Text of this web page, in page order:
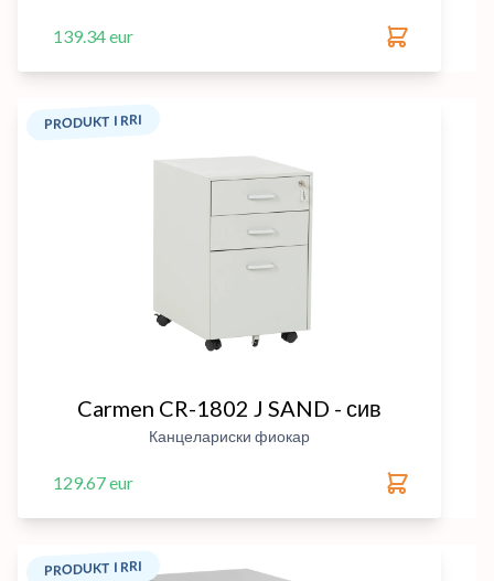
139.34 eur
PRODUKT I RRI
Carmen CR-1802 J SAND - сив
Канцелариски фиокар
129.67 eur
PRODUKT I RRI